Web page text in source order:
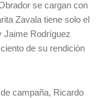
se cargan con
Zavala tiene solo el
Jaime Rodríguez
de su rendición
campaña, Ricardo